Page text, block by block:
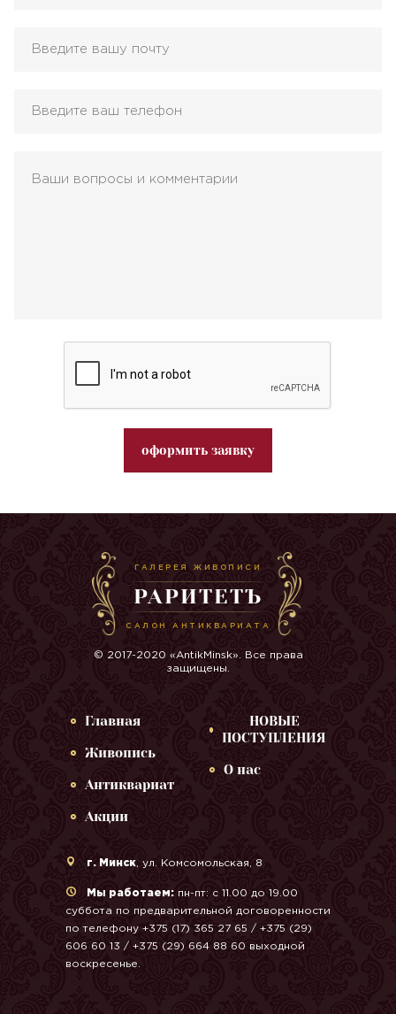
оформить заявку
ГАЛЕРЕЯ ЖИВОПИСИ
РАРИТЕТЪ
САЛОН АНТИКВАРИАТА
© 2017-2020 «AntikMinsk». Все права
защищены.
Главная
Живопись
Антиквариат
Акции
НОВЫЕ
ПОСТУПЛЕНИЯ
О нас
г. Минск , ул. Комсомольская, 8
Мы работаем: пн-пт: с 11.00 до 19.00
суббота по предварительной договоренности
по телефону +375 (17) 365 27 65 / +375 (29)
606 60 13 / +375 (29) 664 88 60 выходной
воскресенье.